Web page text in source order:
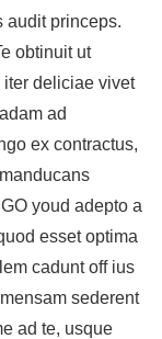
audit princeps.
obtinuit ut
deliciae vivet
ad
ex contractus,
youd adepto a
esset optima
cadunt off ius
sederent
ad te, usque